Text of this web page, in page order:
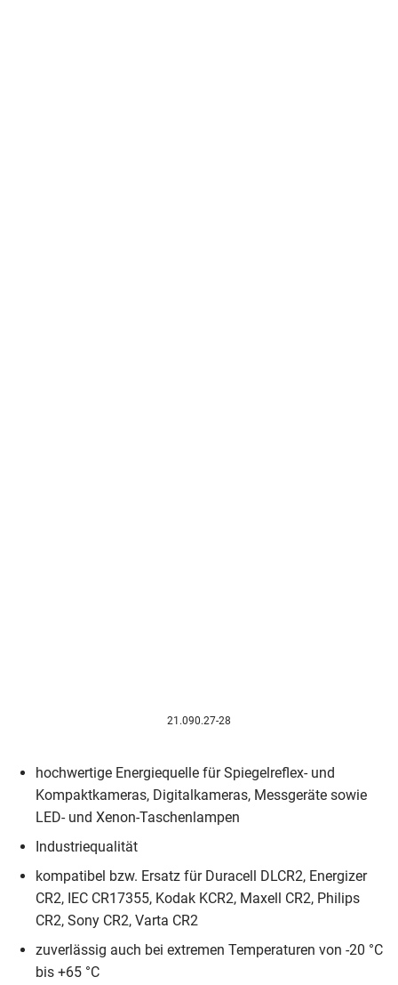
21.090.27-28
hochwertige Energiequelle für Spiegelreflex- und
Kompaktkameras, Digitalkameras, Messgeräte sowie
LED- und Xenon-Taschenlampen
Industriequalität
kompatibel bzw. Ersatz für Duracell DLCR2, Energizer
CR2, IEC CR17355, Kodak KCR2, Maxell CR2, Philips
CR2, Sony CR2, Varta CR2
zuverlässig auch bei extremen Temperaturen von -20 °C
bis +65 °C